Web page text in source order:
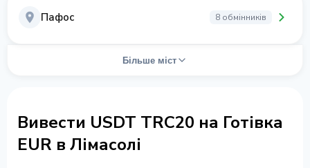
Пафос 8 обмінників
Більше міст
Вивести USDT TRC20 на Готівка
EUR в Лімасолі